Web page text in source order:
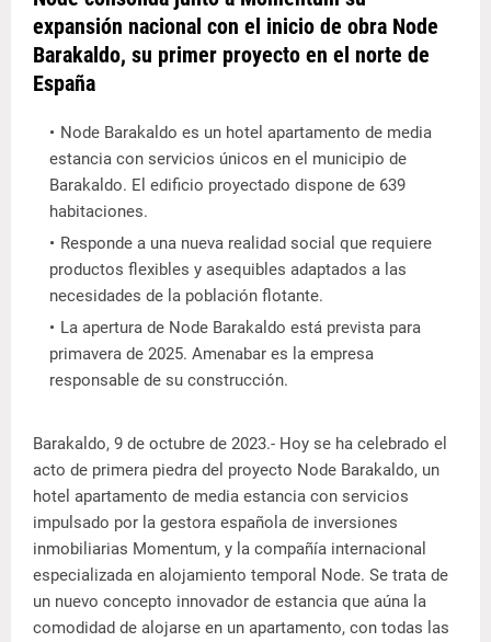
expansión nacional con el inicio de obra Node
Barakaldo, su primer proyecto en el norte de
España
Node Barakaldo es un hotel apartamento de media
estancia con servicios únicos en el municipio de
Barakaldo. El edificio proyectado dispone de 639
habitaciones.
Responde a una nueva realidad social que requiere
productos flexibles y asequibles adaptados a las
necesidades de la población flotante.
La apertura de Node Barakaldo está prevista para
primavera de 2025. Amenabar es la empresa
responsable de su construcción.
Barakaldo, 9 de octubre de 2023.- Hoy se ha celebrado el
acto de primera piedra del proyecto Node Barakaldo, un
hotel apartamento de media estancia con servicios
impulsado por la gestora española de inversiones
inmobiliarias Momentum, y la compañía internacional
especializada en alojamiento temporal Node. Se trata de
un nuevo concepto innovador de estancia que aúna la
comodidad de alojarse en un apartamento, con todas las